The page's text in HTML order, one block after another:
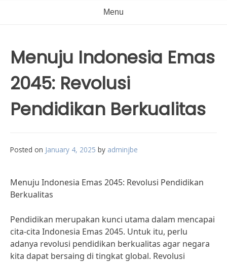
Menu
Menuju Indonesia Emas
2045: Revolusi
Pendidikan Berkualitas
Posted on January 4, 2025 by adminjbe
Menuju Indonesia Emas 2045: Revolusi Pendidikan
Berkualitas
Pendidikan merupakan kunci utama dalam mencapai
cita-cita Indonesia Emas 2045. Untuk itu, perlu
adanya revolusi pendidikan berkualitas agar negara
kita dapat bersaing di tingkat global. Revolusi